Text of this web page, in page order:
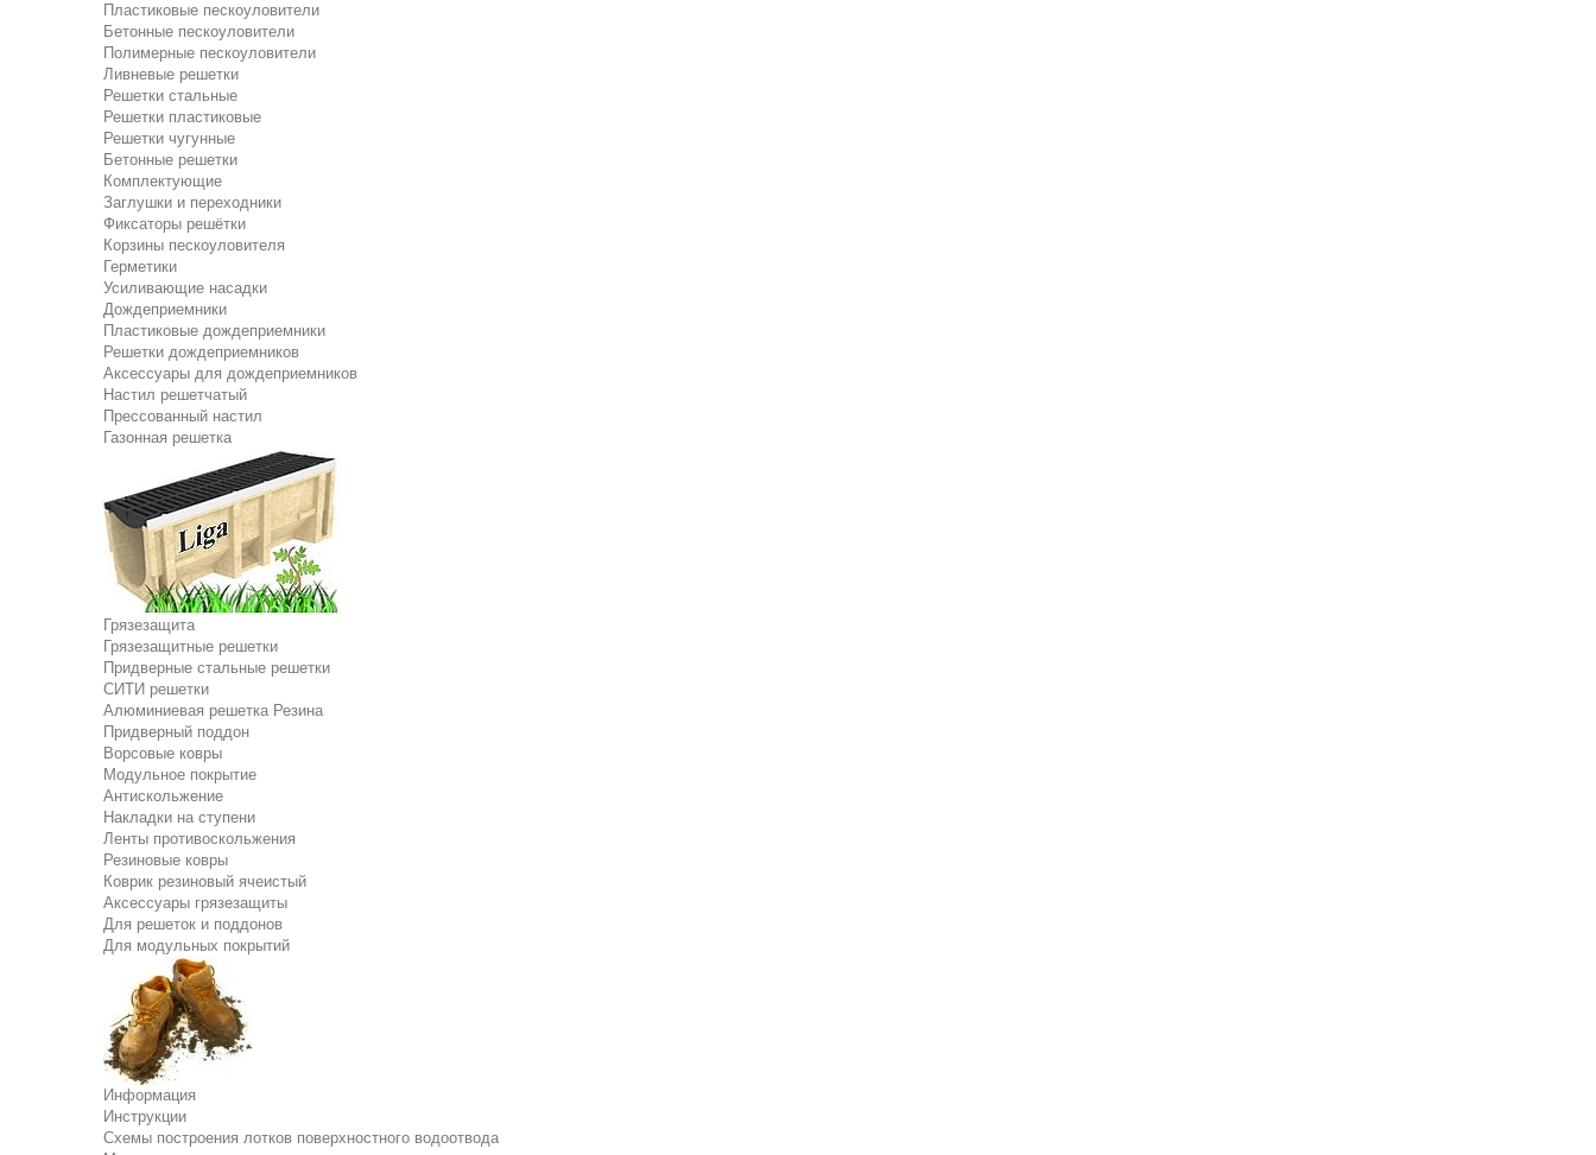
Пластиковые пескоуловители
Бетонные пескоуловители
Полимерные пескоуловители
Ливневые решетки
Решетки стальные
Решетки пластиковые
Решетки чугунные
Бетонные решетки
Комплектующие
Заглушки и переходники
Фиксаторы решётки
Корзины пескоуловителя
Герметики
Усиливающие насадки
Дождеприемники
Пластиковые дождеприемники
Решетки дождеприемников
Аксессуары для дождеприемников
Настил решетчатый
Прессованный настил
Газонная решетка
Грязезащита
Грязезащитные решетки
Придверные стальные решетки
СИТИ решетки
Алюминиевая решетка Резина
Придверный поддон
Ворсовые ковры
Модульное покрытие
Антискольжение
Накладки на ступени
Ленты противоскольжения
Резиновые ковры
Коврик резиновый ячеистый
Аксессуары грязезащиты
Для решеток и поддонов
Для модульных покрытий
Информация
Инструкции
Схемы построения лотков поверхностного водоотвода